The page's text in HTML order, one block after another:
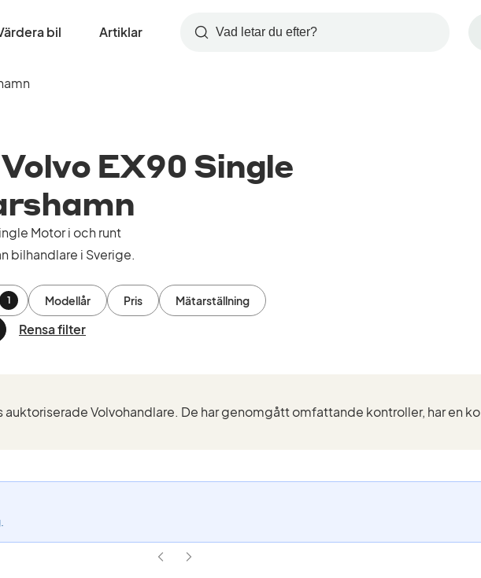
bil Artiklar Sök
EX90 Single
Motor i och runt
bilhandlare i Sverige.
1 Modellår Pris Mätarställning
Rensa filter